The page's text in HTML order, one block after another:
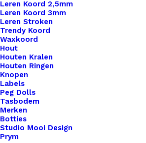
Leren Koord 2,5mm
Leren Koord 3mm
Leren Stroken
Trendy Koord
Waxkoord
Hout
Houten Kralen
Houten Ringen
Knopen
Labels
Peg Dolls
Tasbodem
Merken
Botties
Studio Mooi Design
Prym
€